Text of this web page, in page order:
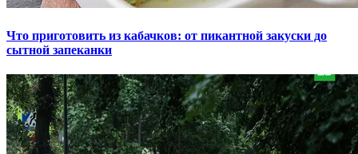
Что приготовить из кабачков: от пикантной закуски до
сытной запеканки